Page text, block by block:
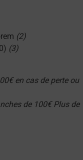
(2)
(3)
en cas de perte ou
de 100€ Plus de